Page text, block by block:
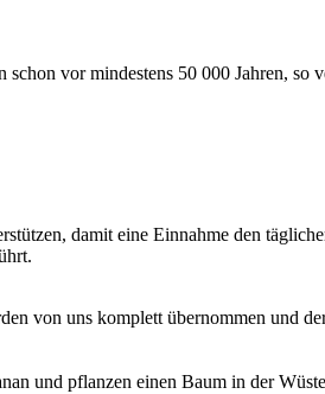
vor mindestens 50 000 Jahren,
damit eine Einnahme den
von uns komplett übernommen und
und pflanzen einen Baum in der